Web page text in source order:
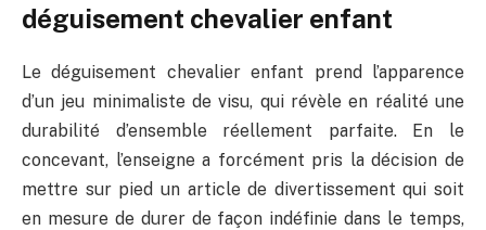
déguisement chevalier enfant
Le déguisement chevalier enfant prend l’apparence
d’un jeu minimaliste de visu, qui révèle en réalité une
durabilité d’ensemble réellement parfaite. En le
concevant, l’enseigne a forcément pris la décision de
mettre sur pied un article de divertissement qui soit
en mesure de durer de façon indéfinie dans le temps,